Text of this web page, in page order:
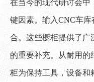
在当今的现代研讨会中
键因素。输入CNC车
合。这些橱柜提供了广
的重要补充。从耐用的
柜为保持工具，设备和